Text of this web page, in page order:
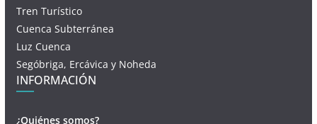
Tren Turístico
Cuenca Subterránea
Luz Cuenca
Segóbriga, Ercávica y Noheda
INFORMACIÓN
¿Quiénes somos?